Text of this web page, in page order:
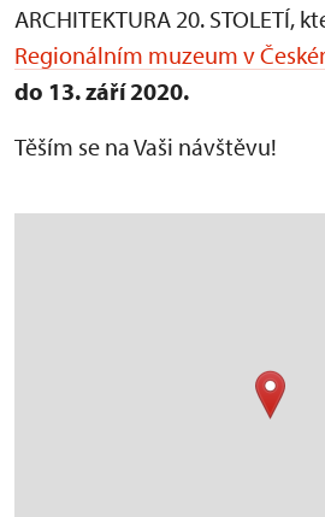
ARCHITEKTURA 20. STOLETÍ,
Regionálním muzeum v
do 13. září 2020.
Těším se na Vaši návštěvu!